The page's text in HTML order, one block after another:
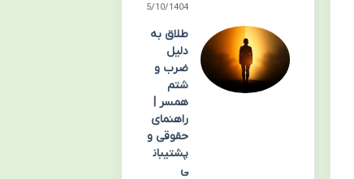
05/10/1404
طلاق به
دلیل
ضرب و
شتم
همسر |
راهنمای
حقوقی و
پشتیبان
ی